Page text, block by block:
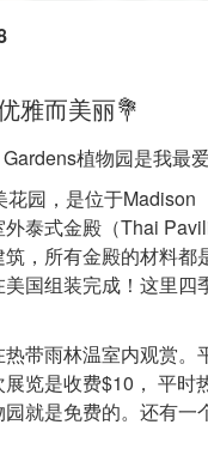
雅而美丽💐
植物园是我最
花园，是位于Madison
泰式金殿（Thai
，所有金殿的材料都
国组装完成！这里四
带雨林温室内观赏。
览是收费$10， 平时
就是免费的。还有一